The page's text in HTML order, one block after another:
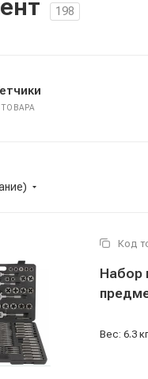
198
ТОВАРА
Код
Набор
Вес: 6.3